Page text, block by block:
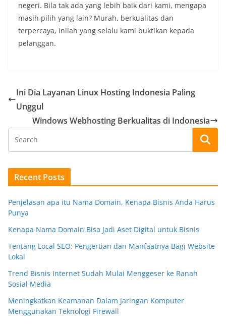
negeri. Bila tak ada yang lebih baik dari kami, mengapa
masih pilih yang lain? Murah, berkualitas dan
terpercaya, inilah yang selalu kami buktikan kepada
pelanggan.
Ini Dia Layanan Linux Hosting Indonesia Paling
Unggul
Windows Webhosting Berkualitas di Indonesia
Recent Posts
Penjelasan apa itu Nama Domain, Kenapa Bisnis Anda Harus
Punya
Kenapa Nama Domain Bisa Jadi Aset Digital untuk Bisnis
Tentang Local SEO: Pengertian dan Manfaatnya Bagi Website
Lokal
Trend Bisnis Internet Sudah Mulai Menggeser ke Ranah
Sosial Media
Meningkatkan Keamanan Dalam Jaringan Komputer
Menggunakan Teknologi Firewall